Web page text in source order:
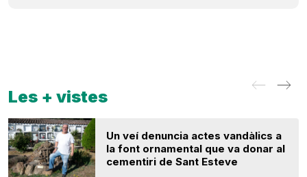
Les + vistes
Un veí denuncia actes vandàlics a
la font ornamental que va donar al
cementiri de Sant Esteve